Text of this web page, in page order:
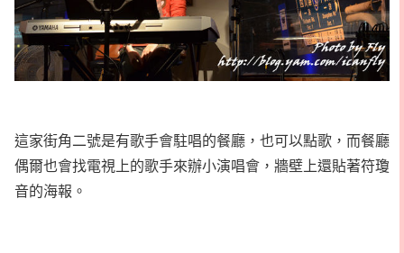
這家街角二號是有歌手會駐唱的餐廳，也可以點歌，而餐廳
偶爾也會找電視上的歌手來辦小演唱會，牆壁上還貼著符瓊
音的海報。